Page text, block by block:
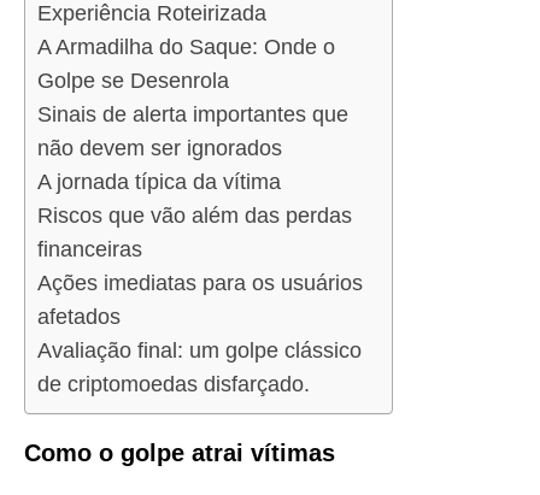
Experiência Roteirizada
A Armadilha do Saque: Onde o
Golpe se Desenrola
Sinais de alerta importantes que
não devem ser ignorados
A jornada típica da vítima
Riscos que vão além das perdas
financeiras
Ações imediatas para os usuários
afetados
Avaliação final: um golpe clássico
de criptomoedas disfarçado.
Como o golpe atrai vítimas